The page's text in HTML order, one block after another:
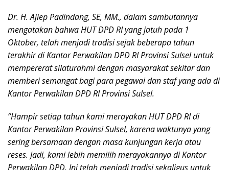
Dr. H. Ajiep Padindang, SE, MM., dalam sambutannya
mengatakan bahwa HUT DPD RI yang jatuh pada 1
Oktober, telah menjadi tradisi sejak beberapa tahun
terakhir di Kantor Perwakilan DPD RI Provinsi Sulsel untuk
mempererat silaturahmi dengan masyarakat sekitar dan
memberi semangat bagi para pegawai dan staf yang ada di
Kantor Perwakilan DPD RI Provinsi Sulsel.
‘’Hampir setiap tahun kami merayakan HUT DPD RI di
Kantor Perwakilan Provinsi Sulsel, karena waktunya yang
sering bersamaan dengan masa kunjungan kerja atau
reses. Jadi, kami lebih memilih merayakannya di Kantor
Perwakilan DPD. Ini telah menjadi tradisi sekaligus untuk